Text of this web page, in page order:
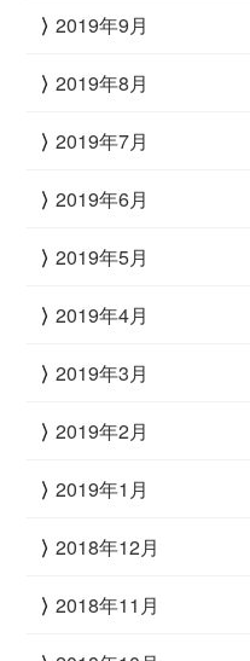
2019年9月
2019年8月
2019年7月
2019年6月
2019年5月
2019年4月
2019年3月
2019年2月
2019年1月
2018年12月
2018年11月